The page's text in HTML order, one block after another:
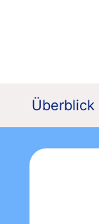
Überblick